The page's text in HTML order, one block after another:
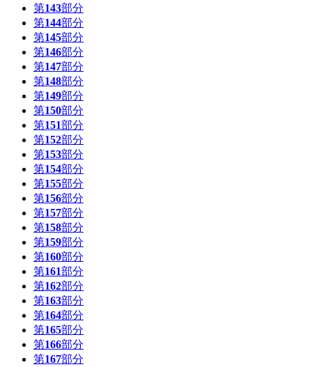
第143部分
第144部分
第145部分
第146部分
第147部分
第148部分
第149部分
第150部分
第151部分
第152部分
第153部分
第154部分
第155部分
第156部分
第157部分
第158部分
第159部分
第160部分
第161部分
第162部分
第163部分
第164部分
第165部分
第166部分
第167部分